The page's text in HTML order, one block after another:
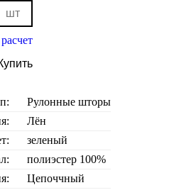
Рулонные шторы
Лён
зеленый
полиэстер 100%
Цепоччный